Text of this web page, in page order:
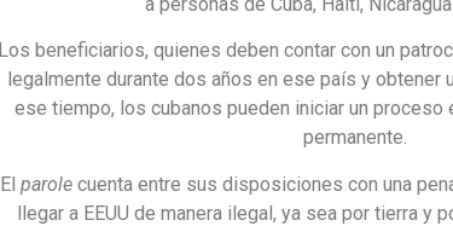
Los beneficiarios, quienes deben contar con un
legalmente durante dos años en ese país y obtener
ese tiempo, los cubanos pueden iniciar un proceso
permanente.
Elparole cuenta entre sus disposiciones con una
llegar a EEUU de manera ilegal, ya sea por tierra y